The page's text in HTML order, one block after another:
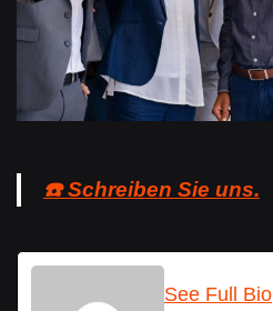
☎️ Schreiben Sie uns.
See Full Bio